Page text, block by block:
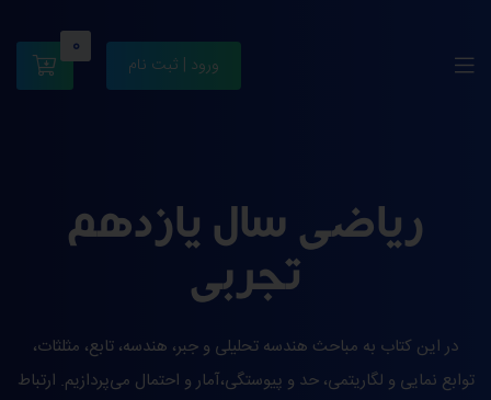
ورود | ثبت نام
0
ریاضی سال یازدهم
تجربی
در این کتاب به مباحث هندسه تحلیلی و جبر، هندسه، تابع، مثلثات،
توابع نمایی و لگاریتمی، حد و پیوستگی،آمار و احتمال می‌پردازیم. ارتباط